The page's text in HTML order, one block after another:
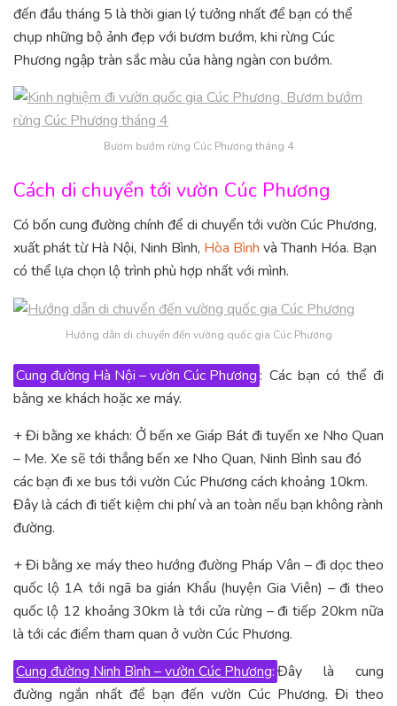
đến đầu tháng 5 là thời gian lý tưởng nhất để bạn có thể
chụp những bộ ảnh đẹp với bươm bướm, khi rừng Cúc
Phương ngập tràn sắc màu của hàng ngàn con bướm.
Bươm bướm rừng Cúc Phương tháng 4
Cách di chuyển tới vườn Cúc Phương
Có bốn cung đường chính để di chuyển tới vườn Cúc Phương,
xuất phát từ Hà Nội, Ninh Bình, Hòa Bình và Thanh Hóa. Bạn
có thể lựa chọn lộ trình phù hợp nhất với mình.
Hướng dẫn di chuyển đến vường quốc gia Cúc Phương
Cung đường Hà Nội – vườn Cúc Phương: Các bạn có thể đi
bằng xe khách hoặc xe máy.
+ Đi bằng xe khách: Ở bến xe Giáp Bát đi tuyến xe Nho Quan
– Me. Xe sẽ tới thẳng bến xe Nho Quan, Ninh Bình sau đó
các bạn đi xe bus tới vườn Cúc Phương cách khoảng 10km.
Đây là cách đi tiết kiệm chi phí và an toàn nếu bạn không rành
đường.
+ Đi bằng xe máy theo hướng đường Pháp Vân – đi dọc theo
quốc lộ 1A tới ngã ba gián Khẩu (huyện Gia Viên) – đi theo
quốc lộ 12 khoảng 30km là tới cửa rừng – đi tiếp 20km nữa
là tới các điểm tham quan ở vườn Cúc Phương.
Cung đường Ninh Bình – vườn Cúc Phương:Đây là cung
đường ngắn nhất để bạn đến vườn Cúc Phương. Đi theo